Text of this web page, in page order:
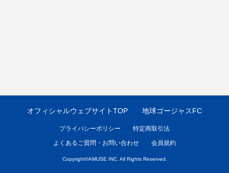
オフィシャルウェブサイトTOP 地球ゴージャスFC
プライバシーポリシー
特定商取引法
よくあるご質問・お問い合わせ
会員規約
Copyright©AMUSE INC. All Rights Reserved.